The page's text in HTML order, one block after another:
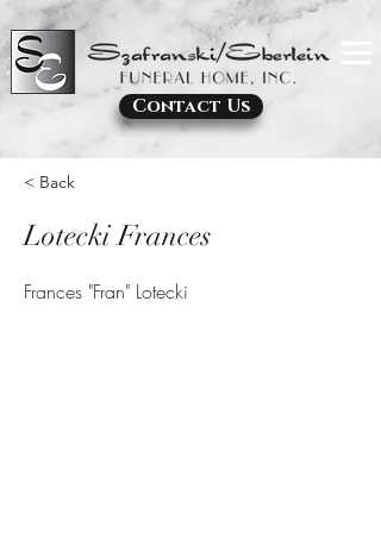
Contact Us
< Back
Lotecki Frances
Frances "Fran" Lotecki